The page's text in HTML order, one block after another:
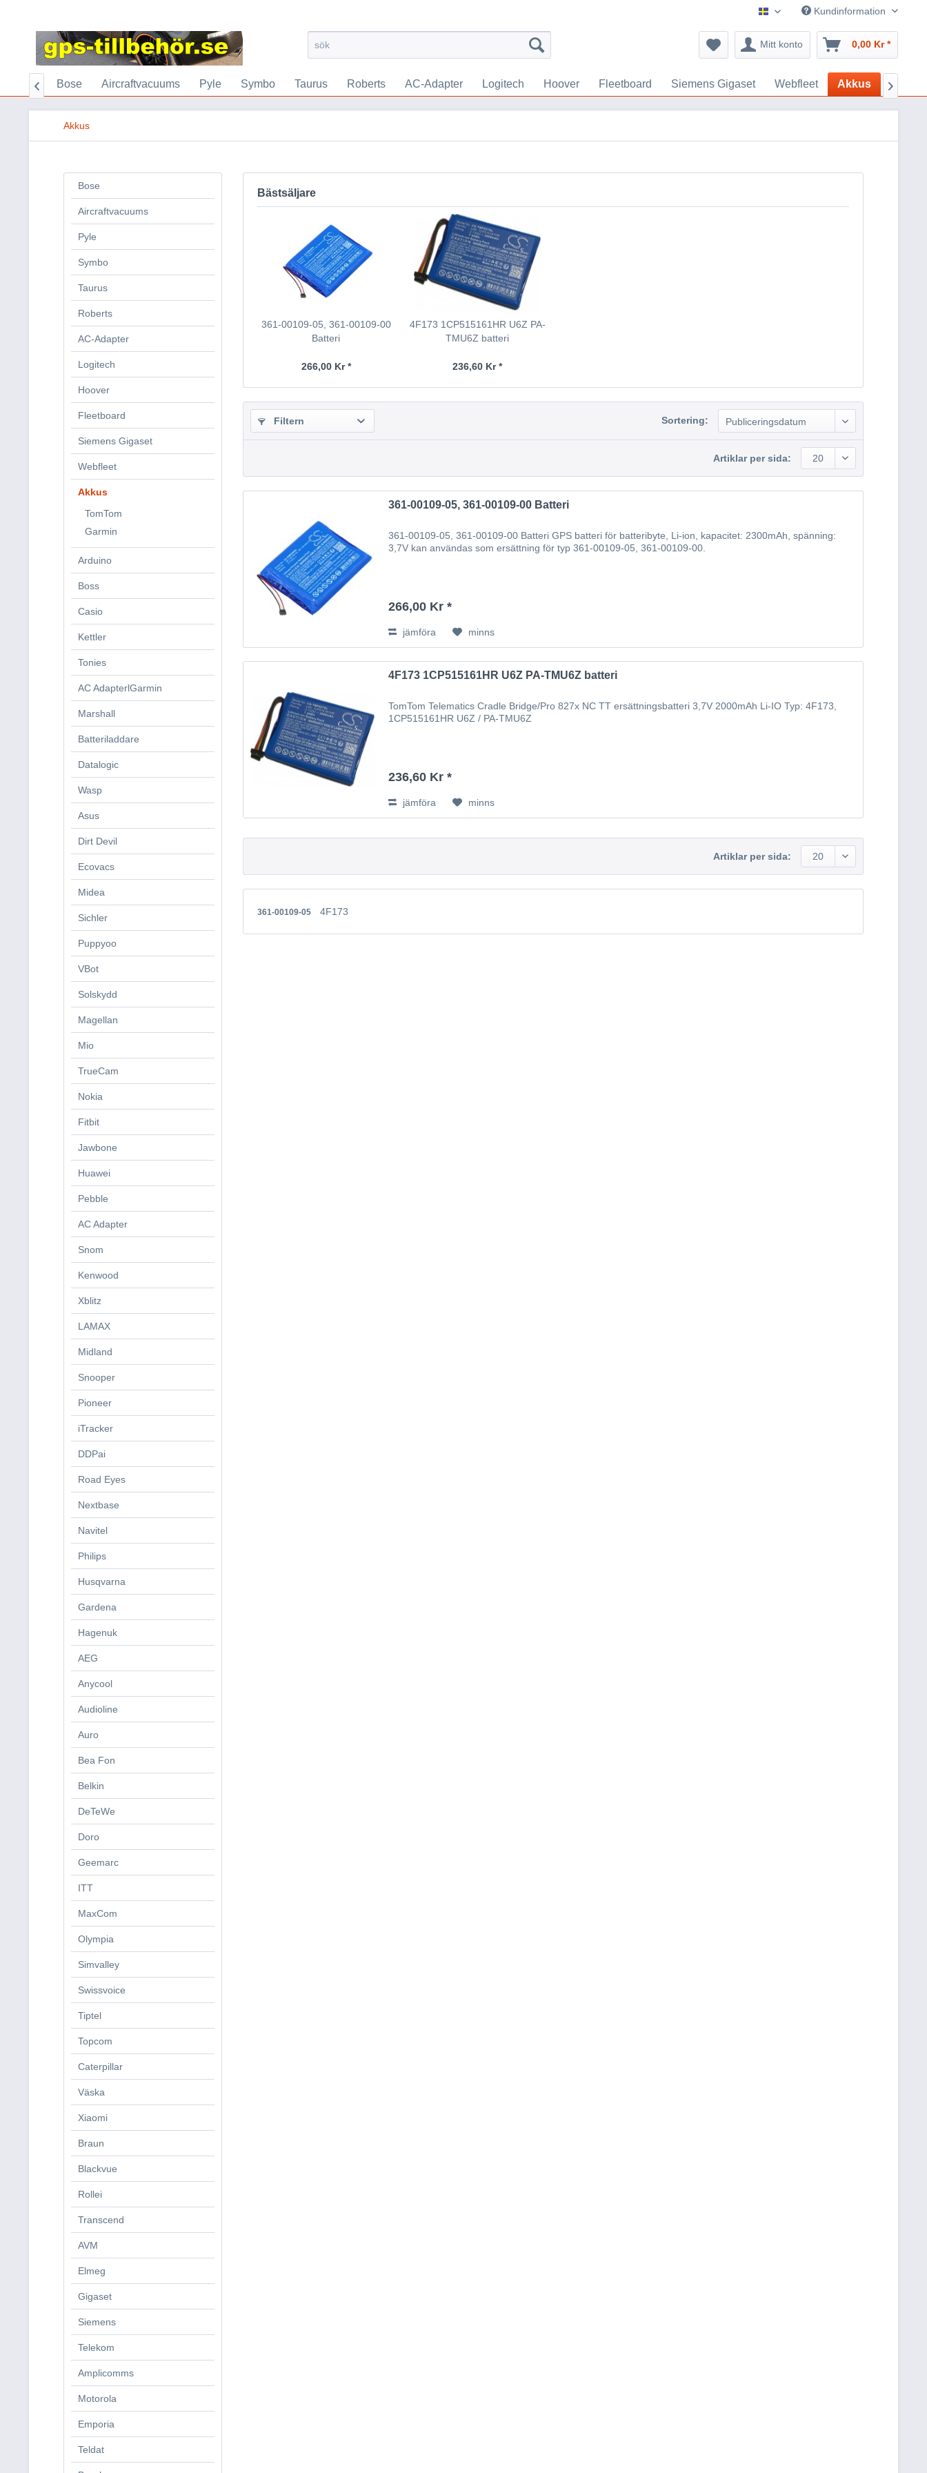
GPS TillbehörKundinformation
Mitt konto 0,00 Kr *
Bose Aircraftvacuums Pyle Symbo Taurus Roberts AC-Adapter Logitech Hoover Fleetboard Siemens Gigaset Webfleet Akkus
 
Akkus
Bose
Aircraftvacuums
Pyle
Symbo
Taurus
Roberts
AC-Adapter
Logitech
Hoover
Fleetboard
Siemens Gigaset
Webfleet
Akkus
TomTom
Garmin
Arduino
Boss
Casio
Kettler
Tonies
AC AdapterlGarmin
Marshall
Batteriladdare
Datalogic
Wasp
Asus
Dirt Devil
Ecovacs
Midea
Sichler
Puppyoo
VBot
Solskydd
Magellan
Mio
TrueCam
Nokia
Fitbit
Jawbone
Huawei
Pebble
AC Adapter
Snom
Kenwood
Xblitz
LAMAX
Midland
Snooper
Pioneer
iTracker
DDPai
Road Eyes
Nextbase
Navitel
Philips
Husqvarna
Gardena
Hagenuk
AEG
Anycool
Audioline
Auro
Bea Fon
Belkin
DeTeWe
Doro
Geemarc
ITT
MaxCom
Olympia
Simvalley
Swissvoice
Tiptel
Topcom
Caterpillar
Väska
Xiaomi
Braun
Blackvue
Rollei
Transcend
AVM
Elmeg
Gigaset
Siemens
Telekom
Amplicomms
Motorola
Emporia
Teldat
Bästsäljare
361-00109-05, 361-00109-00
Batteri
266,00 Kr *
4F173 1CP515161HR U6Z PA-
TMU6Z batteri
236,60 Kr *
Filtern Sortering: Publiceringsdatum
Artiklar per sida: 20
361-00109-05, 361-00109-00 Batteri
361-00109-05, 361-00109-00 Batteri GPS batteri för batteribyte, Li-ion, kapacitet: 2300mAh, spänning:
3,7V kan användas som ersättning för typ 361-00109-05, 361-00109-00.
266,00 Kr *
jämföra minns
4F173 1CP515161HR U6Z PA-TMU6Z batteri
TomTom Telematics Cradle Bridge/Pro 827x NC TT ersättningsbatteri 3,7V 2000mAh Li-IO Typ: 4F173,
1CP515161HR U6Z / PA-TMU6Z
236,60 Kr *
jämföra minns
Artiklar per sida: 20
361-00109-05 4F173